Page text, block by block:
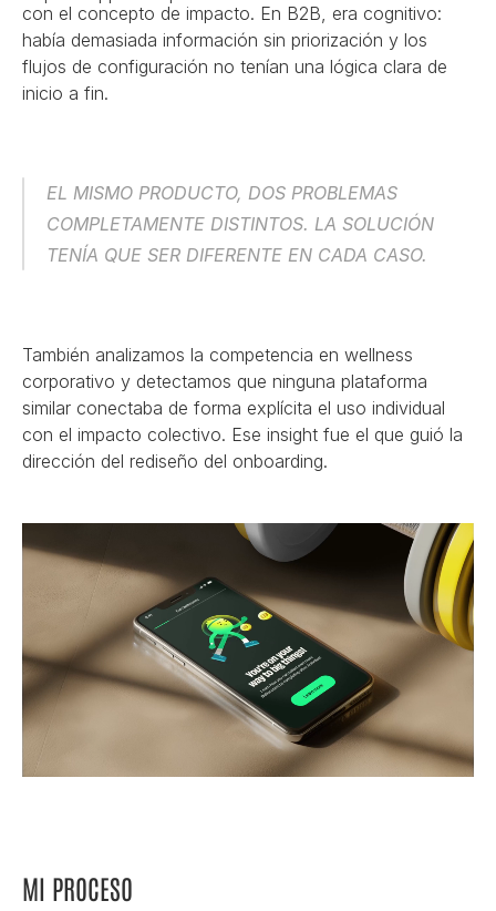
con el concepto de impacto. En B2B, era cognitivo:
había demasiada información sin priorización y los
flujos de configuración no tenían una lógica clara de
inicio a fin.
EL MISMO PRODUCTO, DOS PROBLEMAS
COMPLETAMENTE DISTINTOS. LA SOLUCIÓN
TENÍA QUE SER DIFERENTE EN CADA CASO.
También analizamos la competencia en wellness
corporativo y detectamos que ninguna plataforma
similar conectaba de forma explícita el uso individual
con el impacto colectivo. Ese insight fue el que guió la
dirección del rediseño del onboarding.
MI PROCESO